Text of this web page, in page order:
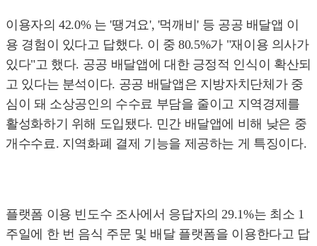
이용자의 42.0% 는 '땡겨요', '먹깨비' 등 공공 배달앱 이
용 경험이 있다고 답했다. 이 중 80.5%가 "재이용 의사가
있다"고 했다. 공공 배달앱에 대한 긍정적 인식이 확산되
고 있다는 분석이다. 공공 배달앱은 지방자치단체가 중
심이 돼 소상공인의 수수료 부담을 줄이고 지역경제를
활성화하기 위해 도입됐다. 민간 배달앱에 비해 낮은 중
개수수료. 지역화폐 결제 기능을 제공하는 게 특징이다.
플랫폼 이용 빈도수 조사에서 응답자의 29.1%는 최소 1
주일에 한 번 음식 주문 및 배달 플랫폼을 이용한다고 답